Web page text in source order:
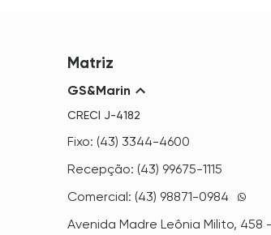
Matriz
GS&Marin
CRECI J-4182
Fixo: (43) 3344-4600
Recepção: (43) 99675-1115
Comercial: (43) 98871-0984
Avenida Madre Leônia Milito, 458